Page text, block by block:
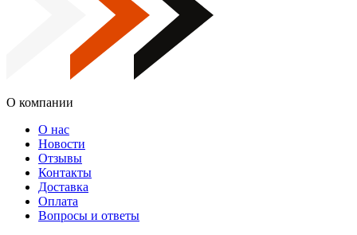
О компании
О нас
Новости
Отзывы
Контакты
Доставка
Оплата
Вопросы и ответы